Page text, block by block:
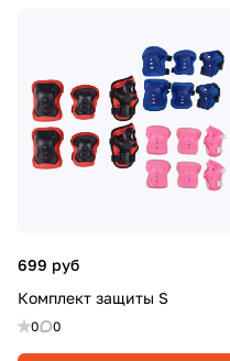
699 руб
Комплект защиты S
0 0